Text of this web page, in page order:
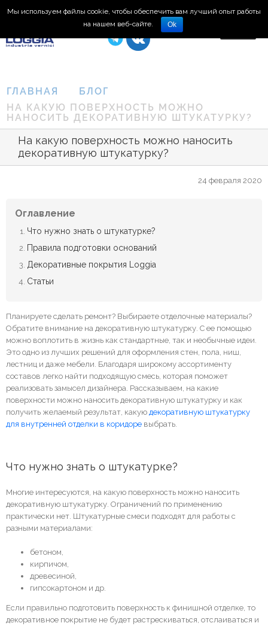
8 (495) 150-66-77
ГЛАВНАЯ
БЛОГ
НА КАКУЮ ПОВЕРХНОСТЬ МОЖНО
НАНОСИТЬ ДЕКОРАТИВНУЮ ШТУКАТУРКУ?
На какую поверхность можно наносить
декоративную штукатурку?
Планируете сделать ремонт? Выбираете отделочные материалы?
Обратите внимание на декоративную штукатурку. С ее помощью
можно воплотить в жизнь как стандартные, так и необычные идеи.
Это одно из лучших решений для оформления стен, пола, ниш,
лестниц и даже мебели. Благодаря широкому ассортименту
составов легко найти подходящую смесь, которая поможет
реализовать замысел дизайнера. Рассказываем, на какие
поверхности можно наносить декоративную штукатурку и как
получить желаемый результат, какую декоративную штукатурку
для внутренней отделки в коридоре выбрать.
Что нужно знать о штукатурке?
Многие интересуются, на какую поверхность можно наносить
декоративную штукатурку. Ограничений по применению
практически нет. Штукатурные смеси подходят для работы с
разными материалами:
бетоном,
кирпичом,
древесиной,
гипсокартоном и др.
Если правильно подготовить поверхность к финишной отделке, то
декоративное покрытие не будет растрескиваться, отслаиваться и
24 февраля 2020
Оглавление
Что нужно знать о штукатурке?
Правила подготовки оснований
Декоративные покрытия Loggia
Статьи
Мы используем файлы cookie, чтобы обеспечить вам лучший опыт работы
на нашем веб-сайте.
Ok